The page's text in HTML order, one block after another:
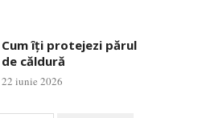
Cum îți protejezi părul
de căldură
22 iunie 2026